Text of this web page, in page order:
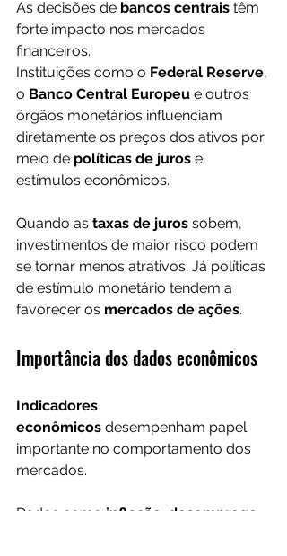
As decisões de bancos centrais têm
forte impacto nos mercados
financeiros.
Instituições como o Federal Reserve,
o Banco Central Europeu e outros
órgãos monetários influenciam
diretamente os preços dos ativos por
meio de políticas de juros e
estímulos econômicos.
Quando as taxas de juros sobem,
investimentos de maior risco podem
se tornar menos atrativos. Já políticas
de estímulo monetário tendem a
favorecer os mercados de ações.
Importância dos dados econômicos
Indicadores
econômicos desempenham papel
importante no comportamento dos
mercados.
Dados como inflação, desemprego,